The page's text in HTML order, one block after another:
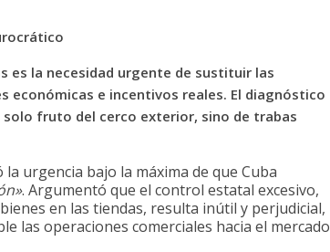
es la necesidad urgente de sustituir las
económicas e incentivos reales. El diagnóstico
fruto del cerco exterior, sino de trabas
urgencia bajo la máxima de que Cuba
. Argumentó que el control estatal excesivo,
en las tiendas, resulta inútil y perjudicial,
las operaciones comerciales hacia el mercado